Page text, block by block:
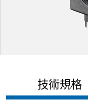
技術規格